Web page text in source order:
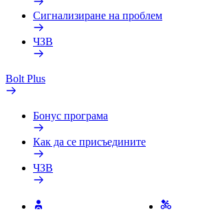
Сигнализиране на проблем
ЧЗВ
Bolt Plus
Бонус програма
Как да се присъедините
ЧЗВ